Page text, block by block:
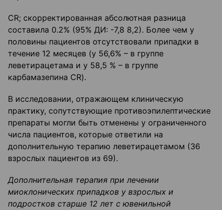
CR; скорректированная абсолютная разница
составила 0.2% (95% ДИ: -7,8 8,2). Более чем у
половины пациентов отсутствовали припадки в
течение 12 месяцев (у 56,6% – в группе
леветирацетама и у 58,5 % – в группе
карбамазепина CR).
В исследовании, отражающем клиническую
практику, сопутствующие противоэпилептические
препараты могли быть отменены у ограниченного
числа пациентов, которые ответили на
дополнительную терапию леветирацетамом (36
взрослых пациентов из 69).
Дополнительная терапия при лечении
миоклонических припадков у взрослых и
подростков старше 12 лет с ювенильной